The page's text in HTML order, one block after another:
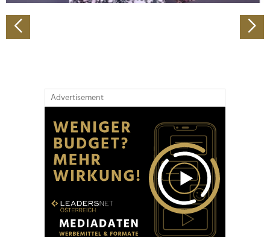
Verwendung unserer Website an unsere Partner für
soziale Medien, Werbung und Analysen weiter. Unsere
Partner führen diese Informationen möglicherweise mit
Advertisement